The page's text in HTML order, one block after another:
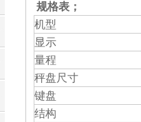
规格表；
机型
显示
量程
秤盘尺寸
键盘
结构